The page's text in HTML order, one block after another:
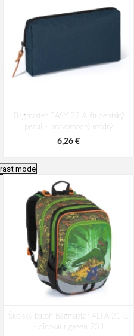
Bagmaster EASY 22 A študentský
penál - tmavomodrý modrý
6,26 €
Rosé 35 l
49,10 €
mode
Školský batoh Bagmaster ALFA 21 C
- dinosaur green 23 l